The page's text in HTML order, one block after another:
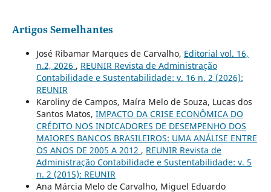
Artigos Semelhantes
José Ribamar Marques de Carvalho, Editorial vol. 16,
n.2, 2026 , REUNIR Revista de Administração
Contabilidade e Sustentabilidade: v. 16 n. 2 (2026):
REUNIR
Karoliny de Campos, Maíra Melo de Souza, Lucas dos
Santos Matos, IMPACTO DA CRISE ECONÔMICA DO
CRÉDITO NOS INDICADORES DE DESEMPENHO DOS
MAIORES BANCOS BRASILEIROS: UMA ANÁLISE ENTRE
OS ANOS DE 2005 A 2012 , REUNIR Revista de
Administração Contabilidade e Sustentabilidade: v. 5
n. 2 (2015): REUNIR
Ana Márcia Melo de Carvalho, Miguel Eduardo